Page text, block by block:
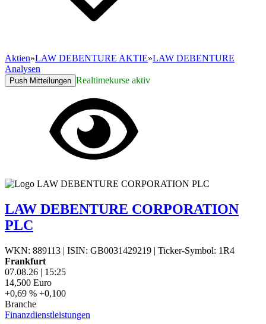
Aktien»LAW DEBENTURE AKTIE»LAW DEBENTURE
Analysen
Push Mitteilungen Realtimekurse aktiv
LAW DEBENTURE CORPORATION
PLC
WKN: 889113 | ISIN: GB0031429219 | Ticker-Symbol: 1R4
Frankfurt
07.08.26 | 15:25
14,500 Euro
+0,69 % +0,100
Branche
Finanzdienstleistungen